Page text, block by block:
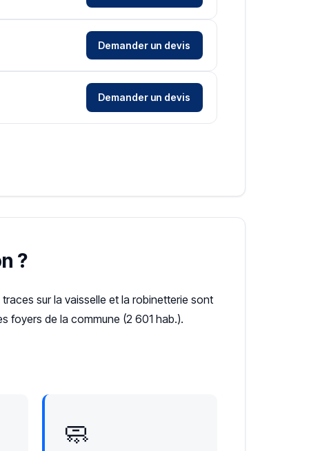
Demander un devis
Demander un devis
?
sur la vaisselle et la robinetterie sont
foyers de la commune (2 601 hab.).
🧼